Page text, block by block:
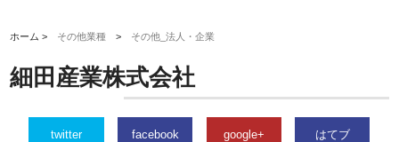
ホーム > その他業種 > その他_法人・企業
細田産業株式会社
twitter facebook google+ はてブ